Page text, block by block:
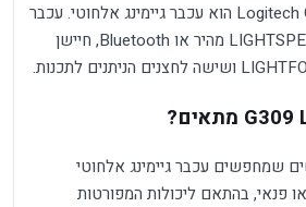
Logitech G G309 LIGHTSPEED הוא עכבר גיימינג אלחוטי. עכבר
גיימינג קל עם חיבור LIGHTSPEED מהיר או Bluetooth, חיישן
שמחפשים עכבר גיימינג אלחוטי
פנאי, בהתאם ליכולות המפורטות